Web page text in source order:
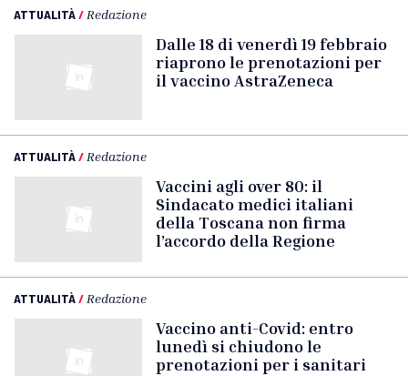
ATTUALITÀ/ Redazione
Dalle 18 di venerdì 19 febbraio
riaprono le prenotazioni per
il vaccino AstraZeneca
ATTUALITÀ/ Redazione
Vaccini agli over 80: il
Sindacato medici italiani
della Toscana non firma
l’accordo della Regione
ATTUALITÀ/ Redazione
Vaccino anti-Covid: entro
lunedì si chiudono le
prenotazioni per i sanitari